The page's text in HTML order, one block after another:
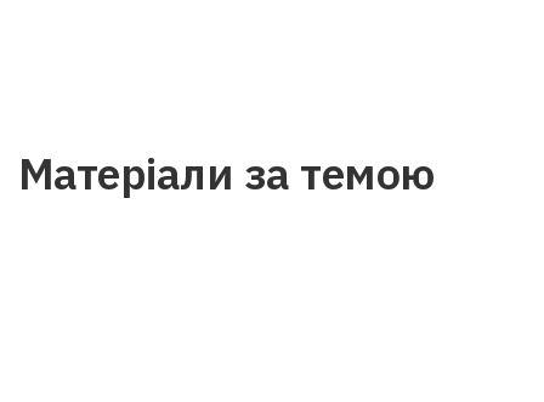
Матеріали за темою